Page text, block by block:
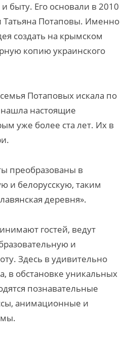
быту. Его основали в 2010
Татьяна Потаповы. Именно
создать на крымском
копию украинского
Потаповых искала по
настоящие
уже более ста лет. Их в
преобразованы в
и белорусскую, таким
деревня».
гостей, ведут
и
Здесь в удивительно
в обстановке уникальных
познавательные
анимационные и